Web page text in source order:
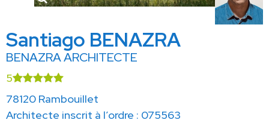
Santiago BENAZRA
BENAZRA ARCHITECTE
5
78120 Rambouillet
Architecte inscrit à l’ordre : 075563